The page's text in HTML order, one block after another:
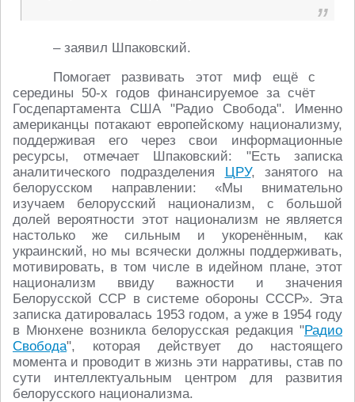
– заявил Шпаковский.
Помогает развивать этот миф ещё с
середины 50-х годов финансируемое за счёт
Госдепартамента США "Радио Свобода". Именно
американцы потакают европейскому национализму,
поддерживая его через свои информационные
ресурсы, отмечает Шпаковский: "Есть записка
аналитического подразделения ЦРУ, занятого на
белорусском направлении: «Мы внимательно
изучаем белорусский национализм, с большой
долей вероятности этот национализм не является
настолько же сильным и укоренённым, как
украинский, но мы всячески должны поддерживать,
мотивировать, в том числе в идейном плане, этот
национализм ввиду важности и значения
Белорусской ССР в системе обороны СССР». Эта
записка датировалась 1953 годом, а уже в 1954 году
в Мюнхене возникла белорусская редакция "Радио
Свобода", которая действует до настоящего
момента и проводит в жизнь эти нарративы, став по
сути интеллектуальным центром для развития
белорусского национализма.